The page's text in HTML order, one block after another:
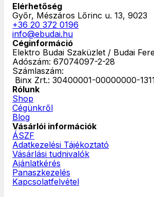
Elérhetőség
Győr, Mészáros Lőrinc u. 13, 9023
+36 20 372 0196
info@ebudai.hu
Céginformáció
Elektro Budai Szaküzlet / Budai
Adószám: 67074097-2-28
Számlaszám:
Binx Zrt.: 30400001-00000000-
Rólunk
Shop
Cégünkről
Blog
Vásárlói információk
ÁSZF
Adatkezelési Tájékoztató
Vásárlási tudnivalók
Ajánlatkérés
Panaszkezelés
Kapcsolatfelvétel